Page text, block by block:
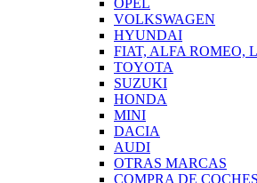
OPEL
VOLKSWAGEN
HYUNDAI
FIAT, ALFA ROMEO,
TOYOTA
SUZUKI
HONDA
MINI
DACIA
AUDI
OTRAS MARCAS
COMPRA DE COCHES